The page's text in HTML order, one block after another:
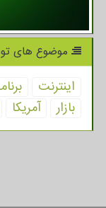
موضوع های
اینترنت
بازار
آمریكا